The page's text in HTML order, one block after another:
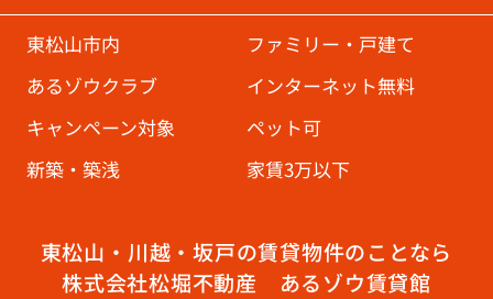
東松山市内
ファミリー・戸建て
あるゾウクラブ
インターネット無料
キャンペーン対象
ペット可
新築・築浅
家賃3万以下
東松山・川越・坂戸の賃貸物件のことなら
株式会社松堀不動産 あるゾウ賃貸館